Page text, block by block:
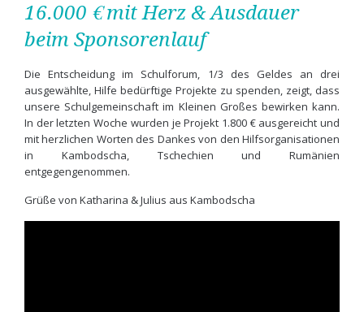
16.000 € mit Herz & Ausdauer
beim Sponsorenlauf
Die Entscheidung im Schulforum, 1/3 des Geldes an drei
ausgewählte, Hilfe bedürftige Projekte zu spenden, zeigt, dass
unsere Schulgemeinschaft im Kleinen Großes bewirken kann.
In der letzten Woche wurden je Projekt 1.800 € ausgereicht und
mit herzlichen Worten des Dankes von den Hilfsorganisationen
in Kambodscha, Tschechien und Rumänien
entgegengenommen.
Grüße von Katharina & Julius aus Kambodscha